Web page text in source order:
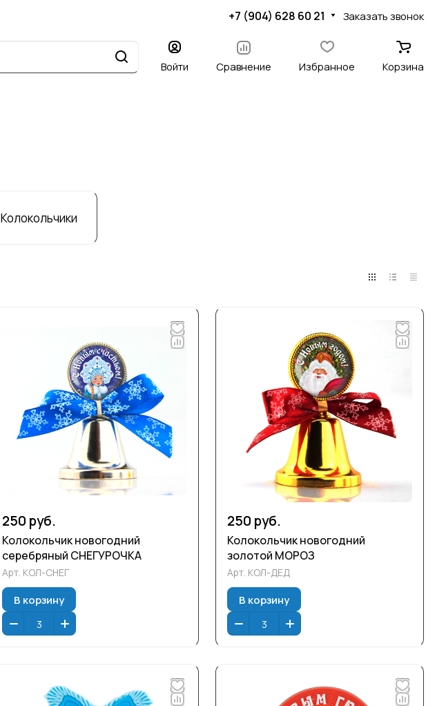
+7 (904) 628 60 21 Заказать звонок
Войти Сравнение Избранное Корзина
Колокольчики
250 руб.
Колокольчик новогодний
серебряный СНЕГУРОЧКА
Арт. КОЛ-СНЕГ
В корзину
250 руб.
Колокольчик новогодний
золотой МОРОЗ
Арт. КОЛ-ДЕД
В корзину